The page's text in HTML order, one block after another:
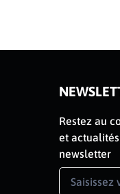
Restez au
et
newsletter
Newsletter
Signup